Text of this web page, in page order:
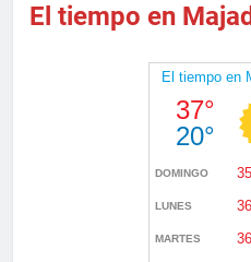
El tiempo en